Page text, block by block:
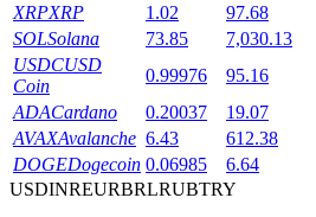
Bloqueios de BTR
Investimentos exclusivos para
XRPXRP 1.02 97.68
SOLSolana 73.85 7,030.13
USDCUSD
Coin
0.99976 95.16
ADACardano 0.20037 19.07
AVAXAvalanche 6.43 612.38
DOGEDogecoin 0.06985 6.64
USDINREURBRLRUBTRY